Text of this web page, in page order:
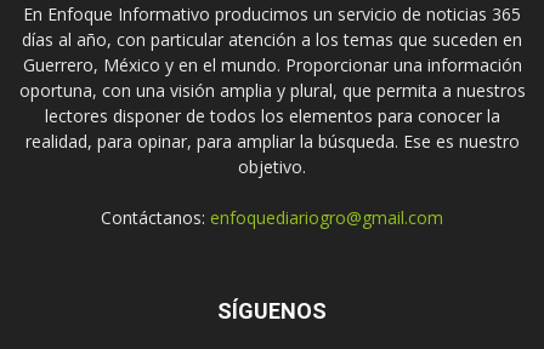
En Enfoque Informativo producimos un servicio de noticias 365
días al año, con particular atención a los temas que suceden en
Guerrero, México y en el mundo. Proporcionar una información
oportuna, con una visión amplia y plural, que permita a nuestros
lectores disponer de todos los elementos para conocer la
realidad, para opinar, para ampliar la búsqueda. Ese es nuestro
objetivo.
Contáctanos: enfoquediariogro@gmail.com
SÍGUENOS